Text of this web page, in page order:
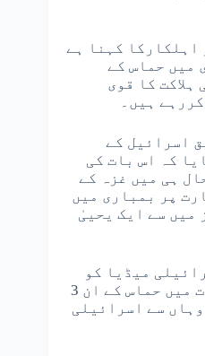
اہلکارکا کہنا ہے
میں حماس کے
کا قوی
ہیں۔
اسرائیل کے
کہ اس بات کی
ہی میں غزہ کے
پر بمباری میں
3 کمانڈرز میں سے ایک یحییٰ
میڈیا کو
یہ بھی بتایا کہ جس عمارت میں حماس کے ان 3
سے اسرائیلی